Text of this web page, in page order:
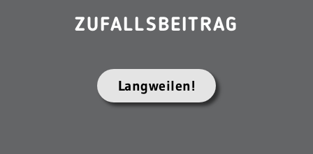
ZUFALLSBEITRAG
Langweilen!